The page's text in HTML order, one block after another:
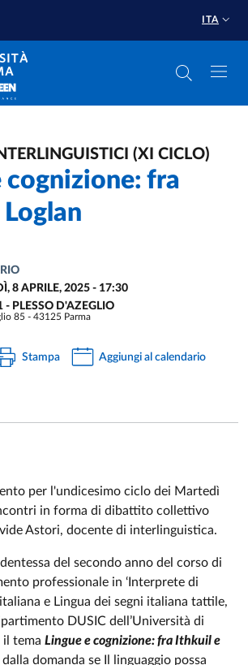
ITA
(XI CICLO)
cognizione: fra
8 APRILE, 2025 - 17:30
- PLESSO D'AZEGLIO
85 - 43125 Parma
Stampa Aggiungi al calendario
per l'undicesimo ciclo dei Martedì
in forma di dibattito collettivo
Astori, docente di interlinguistica.
del secondo anno del corso di
professionale in ‘Interprete di
e Lingua dei segni italiana tattile,
DUSIC dell’Università di
il tema Lingue e cognizione: fra Ithkuil e
domanda se Il linguaggio possa